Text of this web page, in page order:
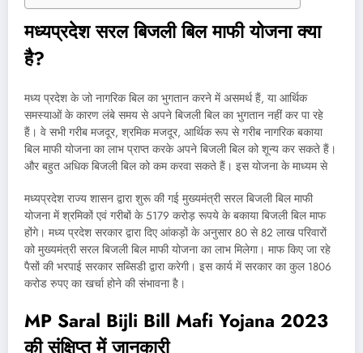
मध्यप्रदेश सरल बिजली बिल माफी योजना क्या
है?
मध्य प्रदेश के जो नागरिक बिल का भुगतान करने में असमर्थ हैं, या आर्थिक
समस्याओं के कारण लंबे समय से अपने बिजली बिल का भुगतान नहीं कर पा रहे
हैं। वे सभी गरीब मजदूर, श्रमिक मजदूर, आर्थिक रूप से गरीब नागरिक बकाया
बिल माफी योजना का लाभ प्राप्त करके अपने बिजली बिल को शून्य कर सकते हैं।
और बहुत अधिक बिजली बिल को कम करवा सकते हैं। इस योजना के माध्यम से
मध्यप्रदेश राज्य शासन द्वारा शुरू की गई मुख्यमंत्री सरल बिजली बिल माफी
योजना में श्रमिकों एवं गरीबों के 5179 करोड़ रूपये के बकाया बिजली बिल माफ
होंगे। मध्य प्रदेश सरकार द्वारा दिए आंकड़ों के अनुसार 80 से 82 लाख परिवारों
को मुख्यमंत्री सरल बिजली बिल माफी योजना का लाभ मिलेगा। माफ किए जा रहे
पैसों की भरपाई सरकार सब्सिडी द्वारा करेगी। इस कार्य में सरकार का कुल 1806
करोड रुपए का खर्चा होने की संभावना है।
MP Saral Bijli Bill Mafi Yojana 2023
की संक्षिप्त में जानकारी